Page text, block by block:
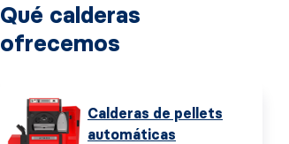
Qué calderas
ofrecemos
Calderas de pellets
automáticas